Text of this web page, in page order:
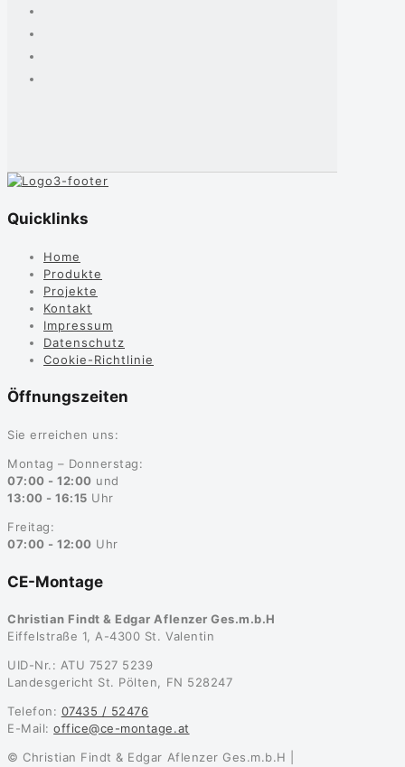
Quicklinks
Home
Produkte
Projekte
Kontakt
Impressum
Datenschutz
Cookie-Richtlinie
Öffnungszeiten
Sie erreichen uns:
Montag – Donnerstag:
07:00 - 12:00 und
13:00 - 16:15 Uhr
Freitag:
07:00 - 12:00 Uhr
CE-Montage
Christian Findt & Edgar Aflenzer Ges.m.b.H
Eiffelstraße 1, A-4300 St. Valentin
UID-Nr.: ATU 7527 5239
Landesgericht St. Pölten, FN 528247
Telefon: 07435 / 52476
E-Mail:office@ce-montage.at
© Christian Findt & Edgar Aflenzer Ges.m.b.H |